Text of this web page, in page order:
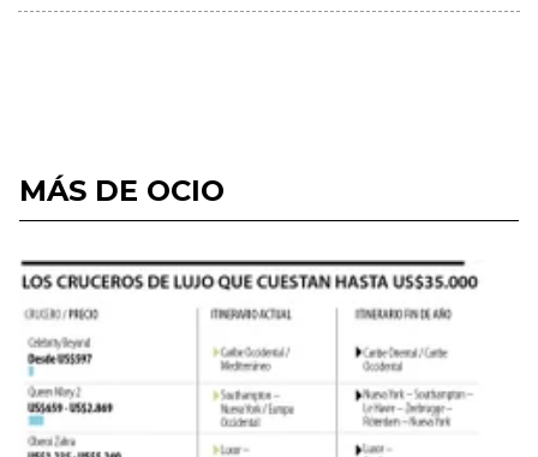
MÁS DE OCIO